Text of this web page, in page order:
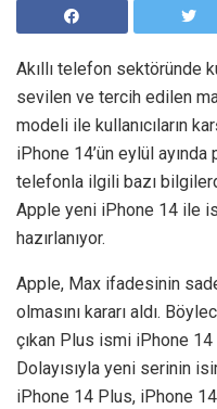
Akıllı telefon sektöründe
sevilen ve tercih edilen
modeli ile kullanıcıların
iPhone 14’ün eylül
telefonla ilgili bazı
Apple yeni iPhone 14 ile
hazırlanıyor.
Apple, Max ifadesinin
olmasını kararı aldı.
çıkan Plus ismi iPhone
Dolayısıyla yeni serinin
iPhone 14 Plus, iPhone